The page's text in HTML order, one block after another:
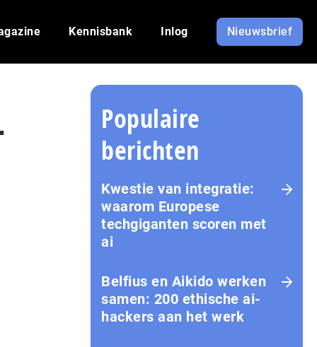
Kennisbank Inlog Nieuwsbrief
Populaire
berichten
Kwestie van integratie:
waarom Europese
techgiganten scoren met
ai
Belfius en Aikido werken
samen: 200 ethische ai-
hackers aan het werk